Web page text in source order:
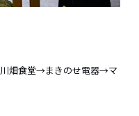
畑食堂→まきのせ電器→マ